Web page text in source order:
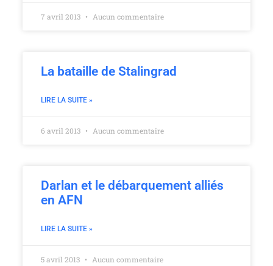
7 avril 2013 Aucun commentaire
La bataille de Stalingrad
LIRE LA SUITE »
6 avril 2013 Aucun commentaire
Darlan et le débarquement alliés
en AFN
LIRE LA SUITE »
5 avril 2013 Aucun commentaire